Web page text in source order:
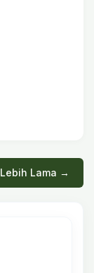
Lebih Lama →